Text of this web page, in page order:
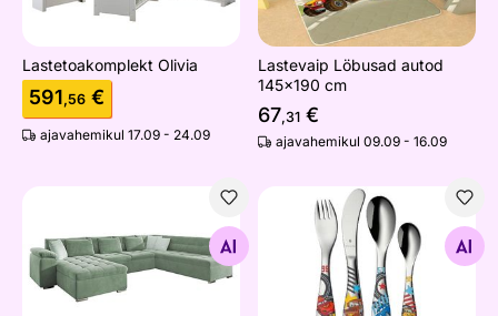
Lastetoakomplekt Olivia
591,56 €
ajavahemikul 17.09 - 24.09
Lastevaip Löbusad autod
145x190 cm
67,31 €
ajavahemikul 09.09 - 16.09
Otsi sarnaseid
Laste söögiriistade
Otsi sarnaseid